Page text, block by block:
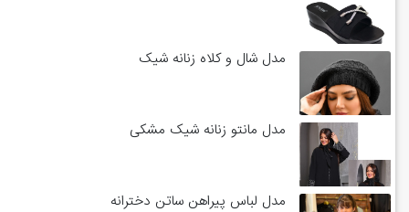
مدل شال و کلاه زنانه شیک
مدل مانتو زنانه شیک مشکی
مدل لباس پیراهن ساتن دخترانه